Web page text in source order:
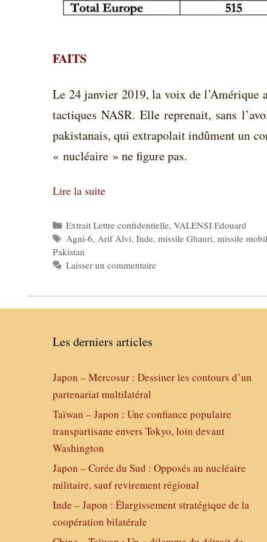
FAITS
Le 24 janvier 2019, la voix de l’Amérique
tactiques NASR. Elle reprenait, sans
pakistanais, qui extrapolait indûment un
« nucléaire » ne figure pas.
Lire la suite
Catégories
Extrait Lettre confidentielle,VALENSI Edouard
Étiquettes
Agni-6, Arif Alvi,Inde,missile Ghauri,missile
Pakistan
Laisser un commentaire
Les derniers articles
Japon – Mercosur : Dessiner les contours d’un
partenariat multilatéral
Taïwan – Japon : Une confiance populaire
transpartisane envers Tokyo, loin devant
Washington
Japon – Corée du Sud : Opposés au nucléaire
militaire, sauf revirement régional
Inde – Japon : Élargissement stratégique de la
coopération bilatérale